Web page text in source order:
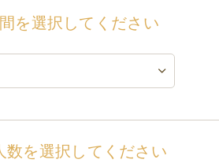
を選択してください
数を選択してください